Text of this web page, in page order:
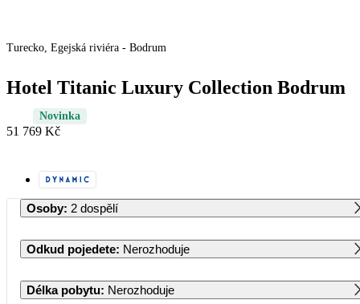
Turecko, Egejská riviéra - Bodrum
Hotel Titanic Luxury Collection Bodrum
Novinka
51 769 Kč
Osoby: 2 dospělí
Odkud pojedete: Nerozhoduje
Délka pobytu: Nerozhoduje